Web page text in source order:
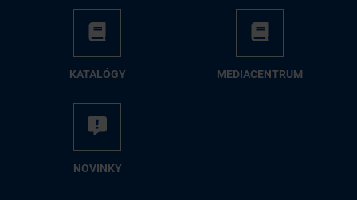
KA­TA­LÓ­GY ME­DIA­CEN­TRUM
NO­VIN­KY